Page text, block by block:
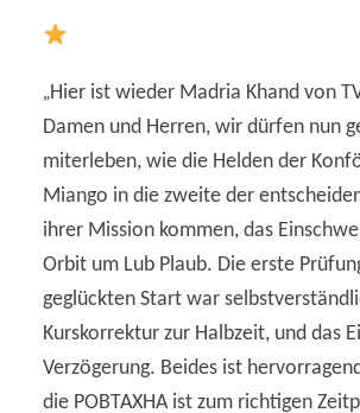
„Hier ist wieder Madria Khand von
Damen und Herren, wir dürfen nun
miterleben, wie die Helden der
Miango in die zweite der
ihrer Mission kommen, das
Orbit um Lub Plaub. Die erste
geglückten Start war
Kurskorrektur zur Halbzeit, und das
Verzögerung. Beides ist
die POBTAXHA ist zum richtigen